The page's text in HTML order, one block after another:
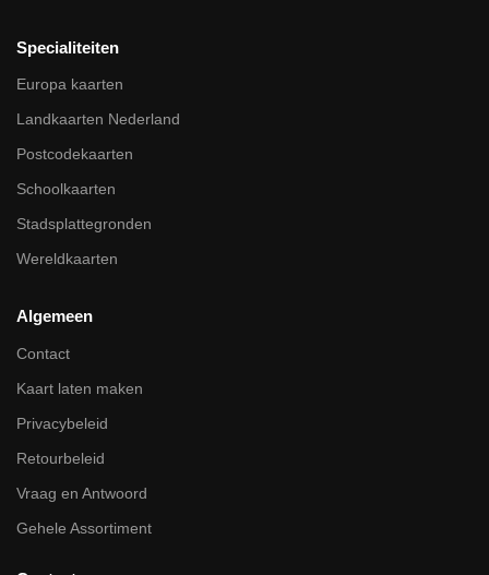
Specialiteiten
Europa kaarten
Landkaarten Nederland
Postcodekaarten
Schoolkaarten
Stadsplattegronden
Wereldkaarten
Algemeen
Contact
Kaart laten maken
Privacybeleid
Retourbeleid
Vraag en Antwoord
Gehele Assortiment